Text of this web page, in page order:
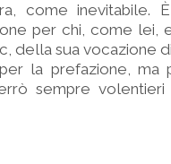
come inevitabile.
per chi, come lei,
della sua vocazione
la prefazione, ma
sempre volentieri